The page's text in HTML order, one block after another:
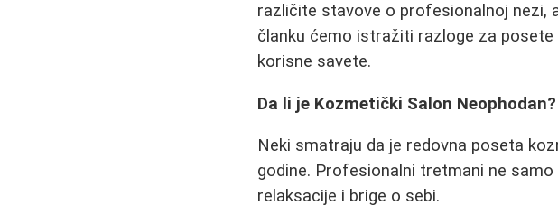
različite stavove o profesionalnoj nezi,
članku ćemo istražiti razloge za
korisne savete.
Da li je Kozmetički Salon Neophodan?
Neki smatraju da je redovna poseta
godine. Profesionalni tretmani ne
relaksacije i brige o sebi.